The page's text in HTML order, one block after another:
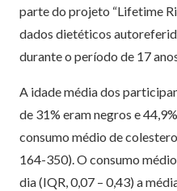
parte do projeto “Lifetime
dados dietéticos
durante o período de 17
A idade média dos
de 31% eram negros e
consumo médio de
164-350). O consumo
dia (IQR, 0,07 – 0,43) a